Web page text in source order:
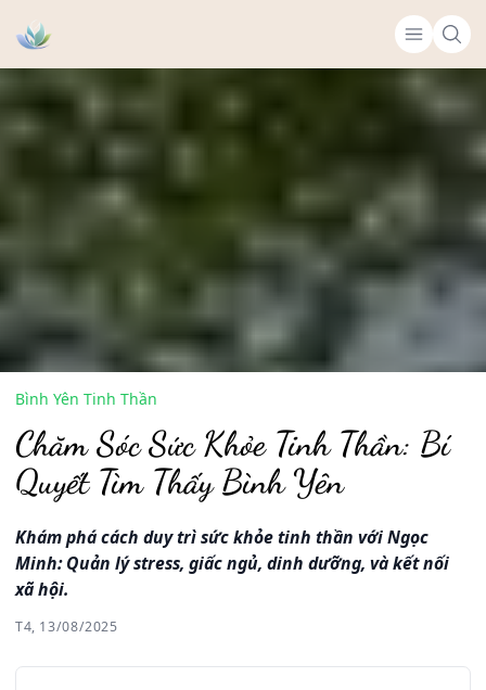
Bình Yên Tinh Thần
Chăm Sóc Sức Khỏe Tinh Thần: Bí
Quyết Tìm Thấy Bình Yên
Khám phá cách duy trì sức khỏe tinh thần với Ngọc
Minh: Quản lý stress, giấc ngủ, dinh dưỡng, và kết nối
xã hội.
T4, 13/08/2025